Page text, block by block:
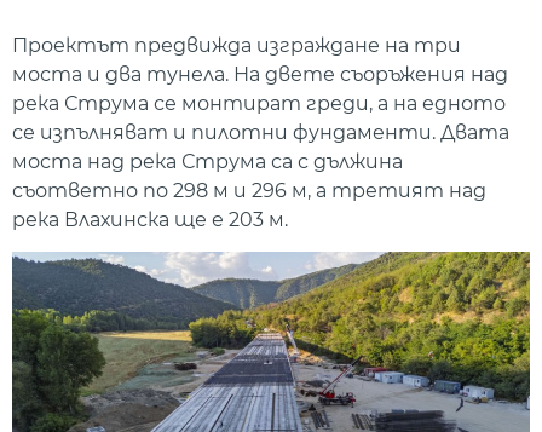
Проектът предвижда изграждане на три
моста и два тунела. На двете съоръжения над
река Струма се монтират греди, а на едното
се изпълняват и пилотни фундаменти. Двата
моста над река Струма са с дължина
съответно по 298 м и 296 м, а третият над
река Влахинска ще е 203 м.